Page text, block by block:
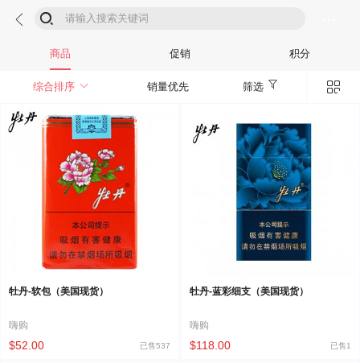
 
商品 促销 积分
综合排序  销量优先 筛选 
牡丹-软包（美国现货）
嗨购
$52.00 已售537
牡丹-蓝彩细支（美国现货）
嗨购
$118.00 已售1